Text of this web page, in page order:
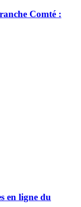
Comté :
en ligne du